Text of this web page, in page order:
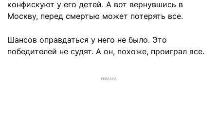
конфискуют у его детей. А вот вернувшись в
Москву, перед смертью может потерять все.
Шансов оправдаться у него не было. Это
победителей не судят. А он, похоже, проиграл все.
РЕКЛАМА